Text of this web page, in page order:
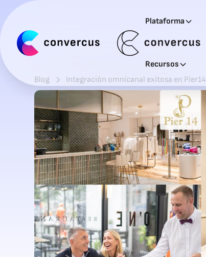
Plataforma
Recursos
Blog
Integración omnicanal exitosa en Pier14